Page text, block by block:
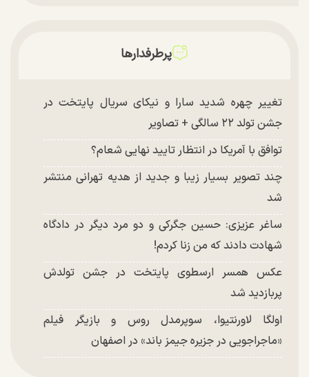
پرطرفدارها
تغییر چهره شدید سارا و نیکای سریال پایتخت در
جشن تولد ۲۲ سالگی + تصاویر
توافق با آمریکا در انتظار تایید نهایی شعام؟
چند تصویر بسیار زیبا و جدید از هدیه تهرانی منتشر
شد
ساغر عزیزی: حسین جگرکی و دو مرد دیگر در دادگاه
شهادت دادند که من زنا کردم!
عکس همسر ارسطوی پایتخت در جشن تولدش
پربازدید شد
اولگا لاورنتیوا، سوپرمدل روس و بازیگر فیلم
«ماجراجویی در جزیره جیمز باند» در اصفهان